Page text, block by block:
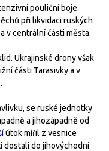
pouliční boje.
při likvidaci ruských
v centrální části města.
Ukrajinské drony však
části Tarasivky a v
.
se ruské jednotky
a jihozápadně od
útok mířil z vesnice
dostali do jihovýchodní